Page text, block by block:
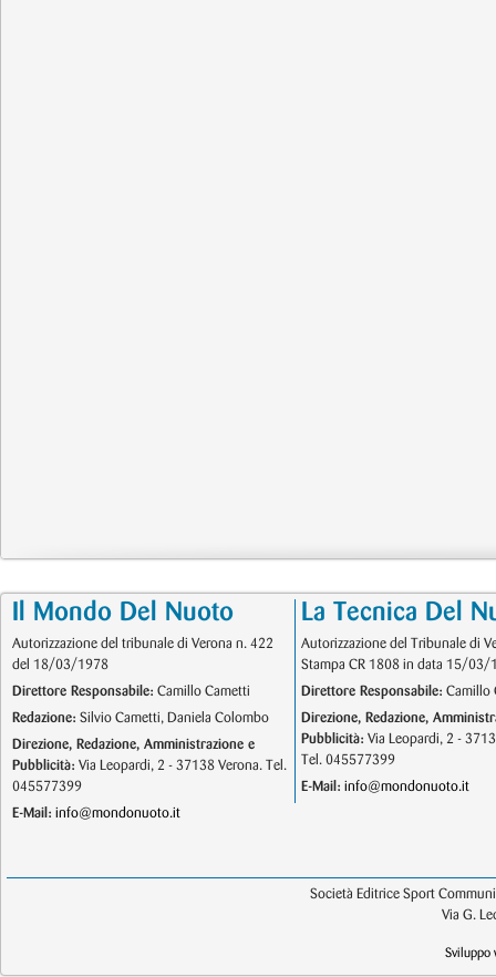
Il Mondo Del Nuoto
Autorizzazione del tribunale di Verona n. 422
del 18/03/1978
Direttore Responsabile: Camillo Cametti
Redazione: Silvio Cametti, Daniela Colombo
Direzione, Redazione, Amministrazione e
Pubblicità: Via Leopardi, 2 - 37138 Verona. Tel.
045577399
E-Mail: info@mondonuoto.it
La Tecnica Del
Autorizzazione del Tribunale di
Stampa CR 1808 in data 15/03/
Direttore Responsabile: Camillo
Direzione, Redazione,
Pubblicità: Via Leopardi, 2 -
Tel. 045577399
E-Mail: info@mondonuoto.it
Società Editrice Sport
Via G.
Sviluppo